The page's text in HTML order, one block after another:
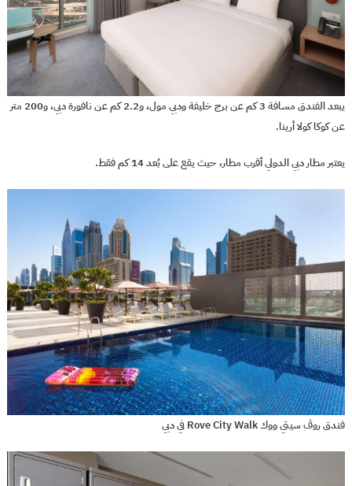
يبعد الفندق مسافة 3 كم عن برج خليفة ودبي مول، و2.2 كم عن نافورة دبي، و200 متر
عن كوكا كولا أرينا.
يعتبر مطار دبي الدولي أقرب مطار، حيث يقع على بُعد 14 كم فقط.
فندق روڤ سيتي ووك Rove City Walk في دبي